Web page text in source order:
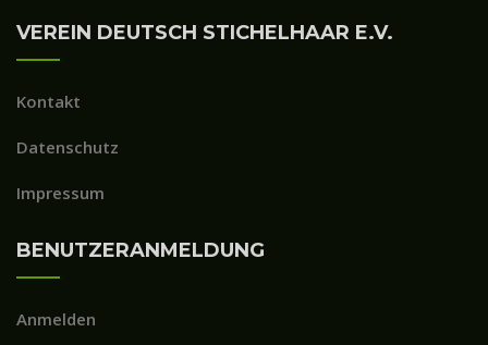
VEREIN DEUTSCH STICHELHAAR E.V.
Kontakt
Datenschutz
Impressum
BENUTZERANMELDUNG
Anmelden